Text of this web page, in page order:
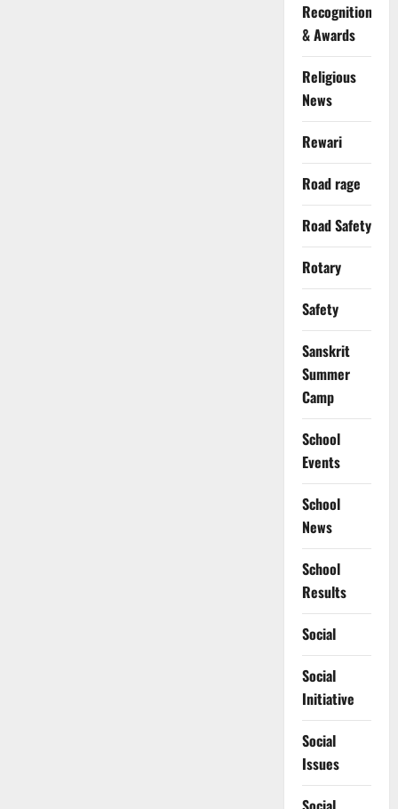
Recognition
& Awards
Religious
News
Rewari
Road rage
Road Safety
Rotary
Safety
Sanskrit
Summer
Camp
School
Events
School
News
School
Results
Social
Social
Initiative
Social
Issues